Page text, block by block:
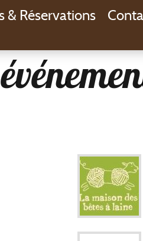
& Réservations